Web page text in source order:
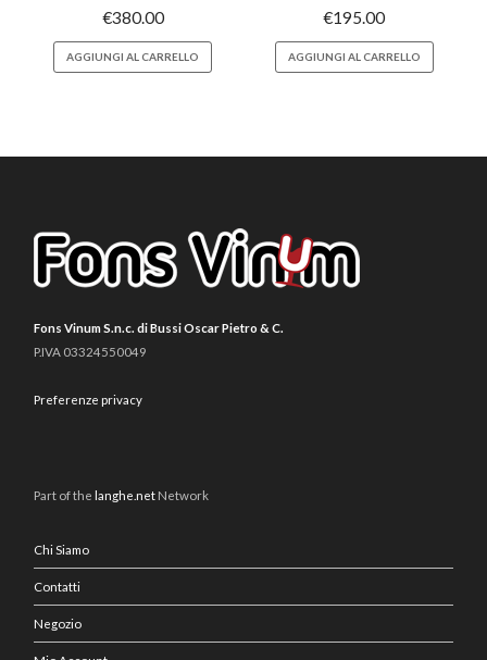
€380.00
AGGIUNGI AL CARRELLO
€195.00
AGGIUNGI AL CARRELLO
Fons Vinum S.n.c. di Bussi Oscar Pietro & C.
P.IVA 03324550049
Preferenze privacy
Part of thelanghe.net Network
Chi Siamo
Contatti
Negozio